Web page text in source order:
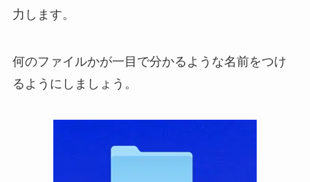
力します。
何のファイルかが一目で分かるような名前をつけ
るようにしましょう。